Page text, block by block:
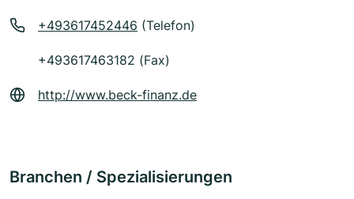
+493617452446 (Telefon)
+493617463182 (Fax)
http://www.beck-finanz.de
Branchen / Spezialisierungen